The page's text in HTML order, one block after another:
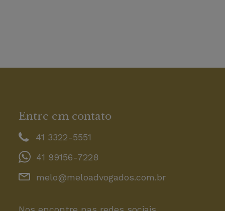
Entre em contato
41 3322-5551
41 99156-7228
melo@meloadvogados.com.br